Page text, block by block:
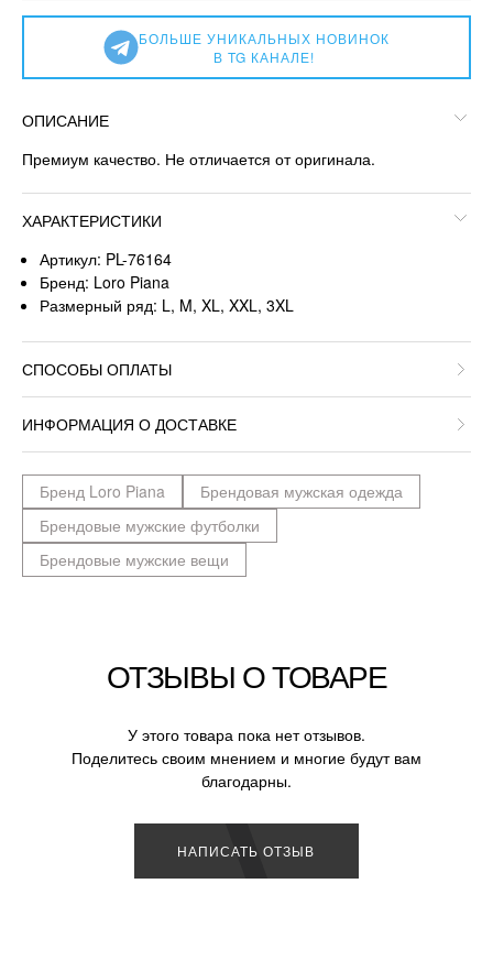
БОЛЬШЕ УНИКАЛЬНЫХ НОВИНОК
В TG КАНАЛЕ!
ОПИСАНИЕ
Премиум качество. Не отличается от оригинала.
ХАРАКТЕРИСТИКИ
Артикул: PL-76164
Бренд: Loro Piana
Размерный ряд: L, M, XL, XXL, 3XL
СПОСОБЫ ОПЛАТЫ
ИНФОРМАЦИЯ О ДОСТАВКЕ
Бренд Loro Piana
Брендовая мужская одежда
Брендовые мужские футболки
Брендовые мужские вещи
ОТЗЫВЫ О ТОВАРЕ
У этого товара пока нет отзывов.
Поделитесь своим мнением и многие будут вам
благодарны.
НАПИСАТЬ ОТЗЫВ